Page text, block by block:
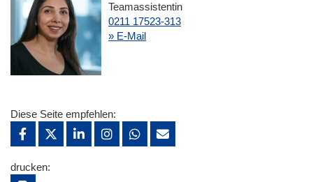
Teamassistentin
0211 17523-313
» E-Mail
Diese Seite empfehlen:
drucken: